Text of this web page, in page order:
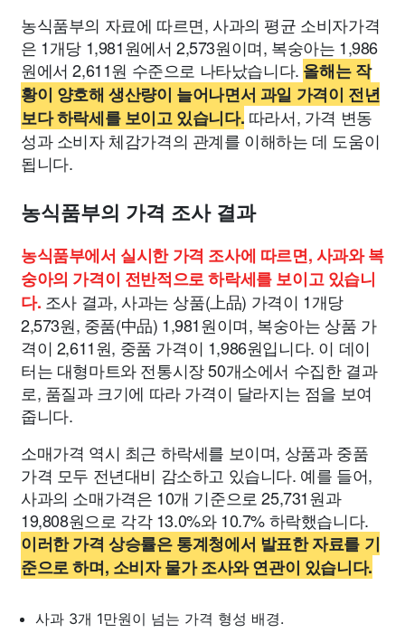
농식품부의 자료에 따르면, 사과의 평균 소비자가격
은 1개당 1,981원에서 2,573원이며, 복숭아는 1,986
원에서 2,611원 수준으로 나타났습니다. 올해는 작
황이 양호해 생산량이 늘어나면서 과일 가격이 전년
보다 하락세를 보이고 있습니다. 따라서, 가격 변동
성과 소비자 체감가격의 관계를 이해하는 데 도움이
됩니다.
농식품부의 가격 조사 결과
농식품부에서 실시한 가격 조사에 따르면, 사과와 복
숭아의 가격이 전반적으로 하락세를 보이고 있습니
다. 조사 결과, 사과는 상품(上品) 가격이 1개당
2,573원, 중품(中品) 1,981원이며, 복숭아는 상품 가
격이 2,611원, 중품 가격이 1,986원입니다. 이 데이
터는 대형마트와 전통시장 50개소에서 수집한 결과
로, 품질과 크기에 따라 가격이 달라지는 점을 보여
줍니다.
소매가격 역시 최근 하락세를 보이며, 상품과 중품
가격 모두 전년대비 감소하고 있습니다. 예를 들어,
사과의 소매가격은 10개 기준으로 25,731원과
19,808원으로 각각 13.0%와 10.7% 하락했습니다.
이러한 가격 상승률은 통계청에서 발표한 자료를 기
준으로 하며, 소비자 물가 조사와 연관이 있습니다.
사과 3개 1만원이 넘는 가격 형성 배경.